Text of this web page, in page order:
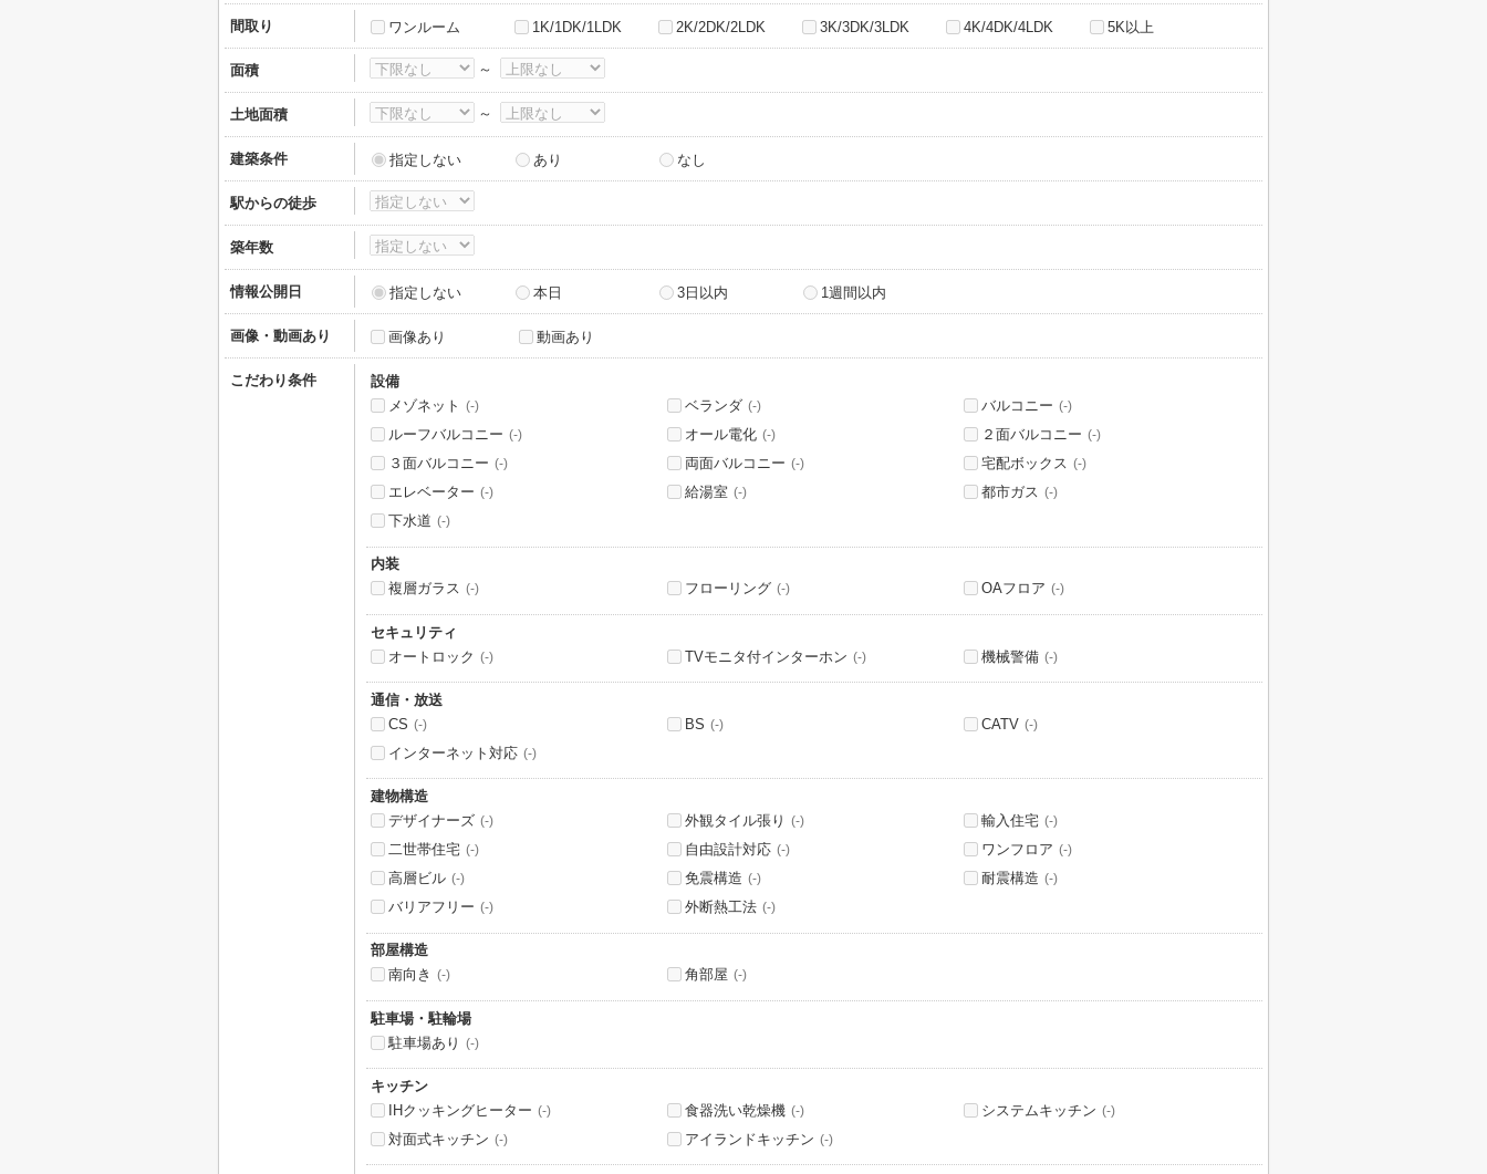
間取り ワンルーム 1K/1DK/1LDK 2K/2DK/2LDK 3K/3DK/3LDK 4K/4DK/4LDK 5K以上
面積 ～
土地面積 ～
建築条件 指定しない あり なし
駅からの徒歩
築年数
情報公開日 指定しない 本日 3日以内 1週間以内
画像・動画あり 画像あり 動画あり
こだわり条件
設備
メゾネット
(-) ベランダ (-) バルコニー (-)
ルーフバルコニー (-) オール電化 (-) ２面バルコニー (-)
３面バルコニー (-) 両面バルコニー (-) 宅配ボックス (-)
エレベーター (-) 給湯室 (-) 都市ガス (-)
下水道 (-)
内装
複層ガラス (-) フローリング (-) OAフロア (-)
セキュリティ
オートロック (-) TVモニタ付インターホン (-) 機械警備 (-)
通信・放送
CS (-) BS (-) CATV (-)
インターネット対応 (-)
建物構造
デザイナーズ (-) 外観タイル張り (-) 輸入住宅 (-)
二世帯住宅 (-) 自由設計対応 (-) ワンフロア (-)
高層ビル (-) 免震構造 (-) 耐震構造 (-)
バリアフリー (-) 外断熱工法 (-)
部屋構造
南向き
(-) 角部屋 (-)
駐車場・駐輪場
駐車場あり
(-)
キッチン
IHクッキングヒーター (-) 食器洗い乾燥機 (-) システムキッチン (-)
対面式キッチン (-) アイランドキッチン (-)